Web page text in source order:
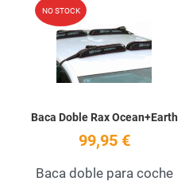
Add to Wishlist
Quick View
NO STOCK
Baca Doble Rax Ocean+Earth
99,95 €
Baca doble para coche